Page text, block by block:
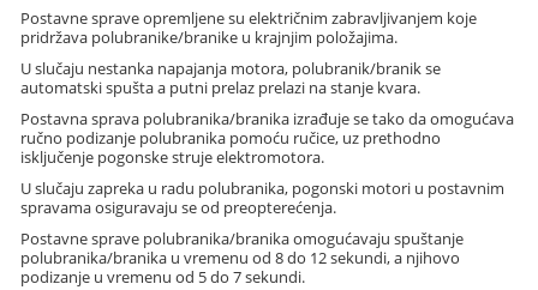
Postavne sprave opremljene su električnim zabravljivanjem koje
pridržava polubranike/branike u krajnjim položajima.
U slučaju nestanka napajanja motora, polubranik/branik se
automatski spušta a putni prelaz prelazi na stanje kvara.
Postavna sprava polubranika/branika izrađuje se tako da omogućava
ručno podizanje polubranika pomoću ručice, uz prethodno
isključenje pogonske struje elektromotora.
U slučaju zapreka u radu polubranika, pogonski motori u postavnim
spravama osiguravaju se od preopterećenja.
Postavne sprave polubranika/branika omogućavaju spuštanje
polubranika/branika u vremenu od 8 do 12 sekundi, a njihovo
podizanje u vremenu od 5 do 7 sekundi.